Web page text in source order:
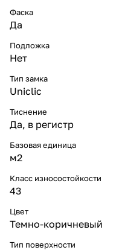
Фаска
Да
Подложка
Нет
Тип замка
Uniclic
Тиснение
Да, в регистр
Базовая единица
м2
Класс износостойкости
43
Цвет
Темно-коричневый
Тип поверхности